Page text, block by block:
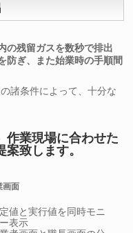
の残留ガスを数秒で排出
防ぎ、また始業時の手順間
諸条件によって、十分な
作業現場に合わせた
致します。
画面
値と実行値を同時モニ
表示